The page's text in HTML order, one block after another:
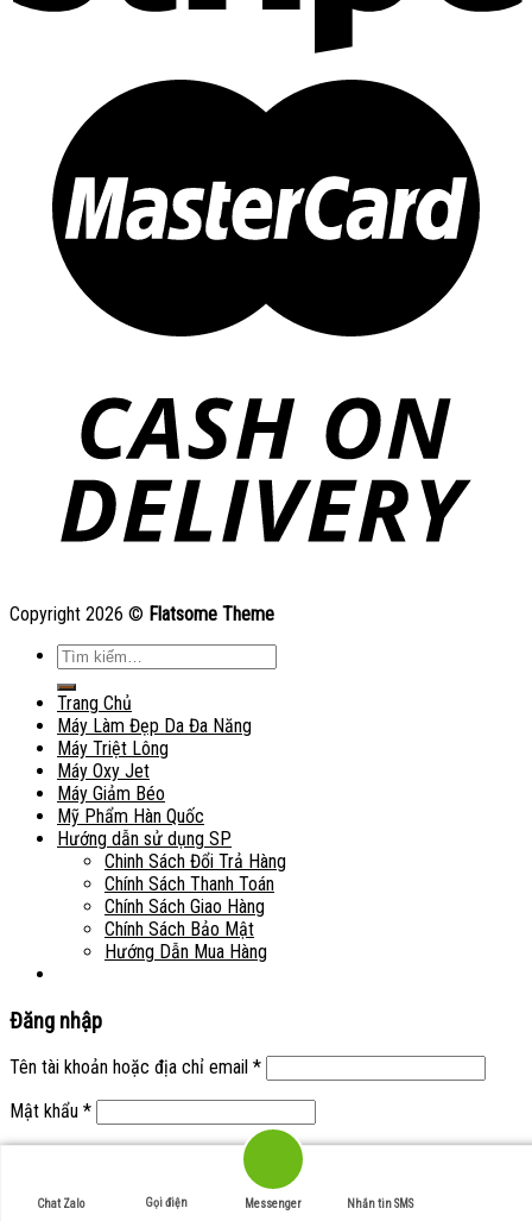
Copyright 2026 © Flatsome Theme
Tìm
kiếm:
Trang Chủ
Máy Làm Đẹp Da Đa Năng
Máy Triệt Lông
Máy Oxy Jet
Máy Giảm Béo
Mỹ Phẩm Hàn Quốc
Hướng dẫn sử dụng SP
Chinh Sách Đổi Trả Hàng
Chính Sách Thanh Toán
Chính Sách Giao Hàng
Chính Sách Bảo Mật
Hướng Dẫn Mua Hàng
Chat Zalo Gọi điện Messenger Nhắn tin SMS
Đăng nhập
Tên tài khoản hoặc địa chỉ email *
Mật khẩu *
Đăng nhập
Quên mật khẩu?